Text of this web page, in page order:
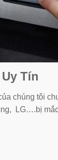
Tín
chúng tôi
LG….bị